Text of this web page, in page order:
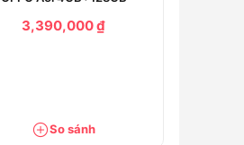
3,390,000 ₫
So sánh